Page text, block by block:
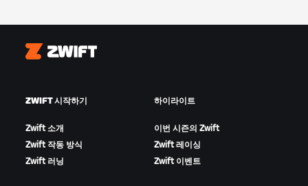
Zwift
ZWIFT 시작하기
Zwift 소개
Zwift 작동 방식
Zwift 러닝
하이라이트
이번 시즌의 Zwift
Zwift 레이싱
Zwift 이벤트